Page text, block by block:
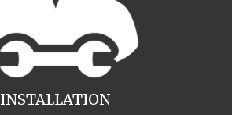
INSTALLATION